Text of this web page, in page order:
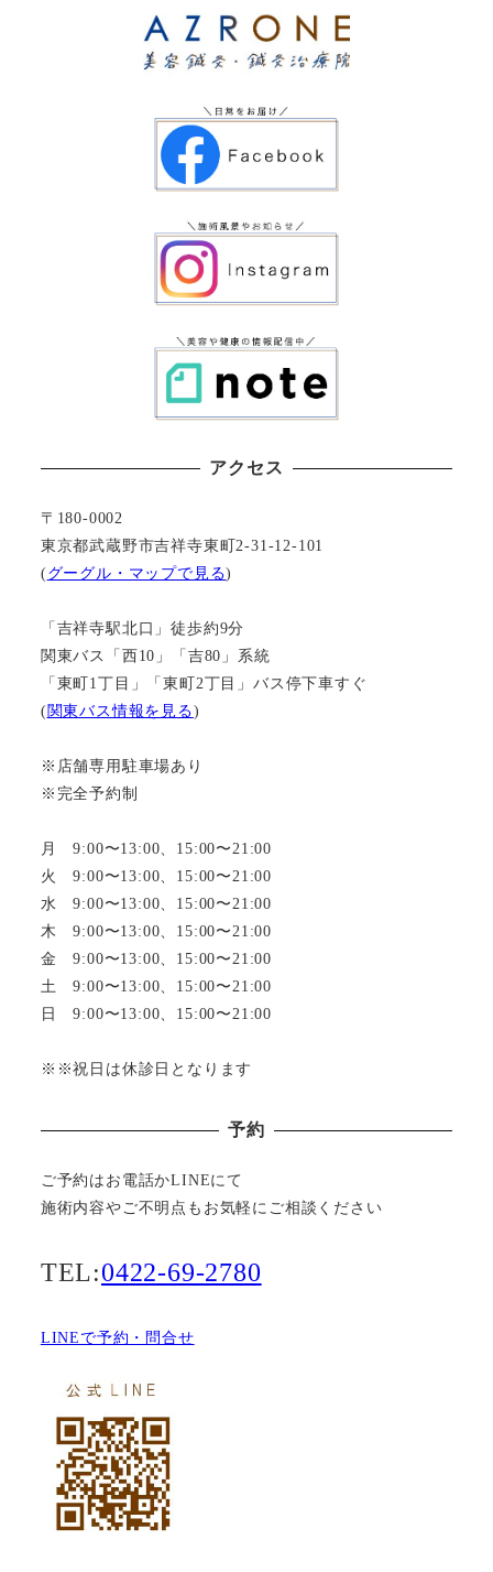
アクセス
〒180-0002
東京都武蔵野市吉祥寺東町2-31-12-101
(グーグル・マップで見る)
「吉祥寺駅北口」徒歩約9分
関東バス「西10」「吉80」系統
「東町1丁目」「東町2丁目」バス停下車すぐ
(関東バス情報を見る)
※店舗専用駐車場あり
※完全予約制
月 9:00〜13:00、15:00〜21:00
火 9:00〜13:00、15:00〜21:00
水 9:00〜13:00、15:00〜21:00
木 9:00〜13:00、15:00〜21:00
金 9:00〜13:00、15:00〜21:00
土 9:00〜13:00、15:00〜21:00
日 9:00〜13:00、15:00〜21:00
※※祝日は休診日となります
予約
ご予約はお電話かLINEにて
施術内容やご不明点もお気軽にご相談ください
TEL:0422-69-2780
LINEで予約・問合せ